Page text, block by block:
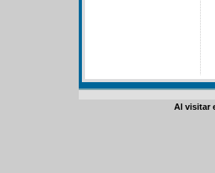
Al visitar